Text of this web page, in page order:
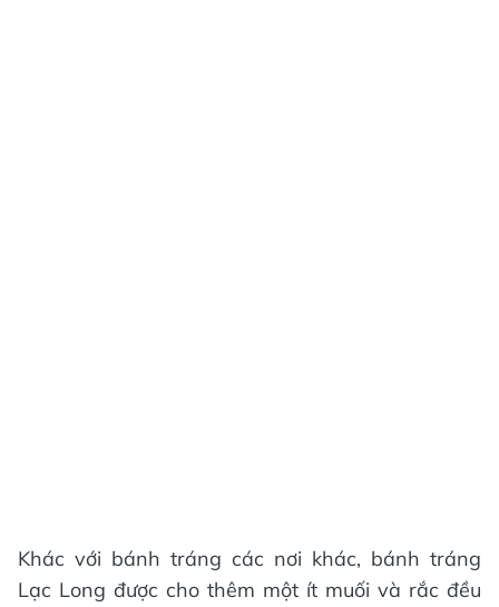
Khác với bánh tráng các nơi khác, bánh tráng
Lạc Long được cho thêm một ít muối và rắc đều